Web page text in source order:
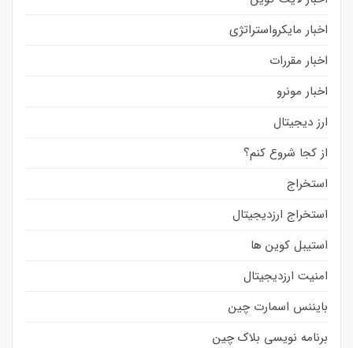
اخبار مایکرواستراتژی
اخبار مقررات
اخبار مونرو
ارز دیجیتال
از کجا شروع کنم؟
استخراج
استخراج ارزدیجیتال
استیبل کوین ها
امنیت ارزدیجیتال
بایننس اسمارت چین
برنامه نویسی بلاک چین